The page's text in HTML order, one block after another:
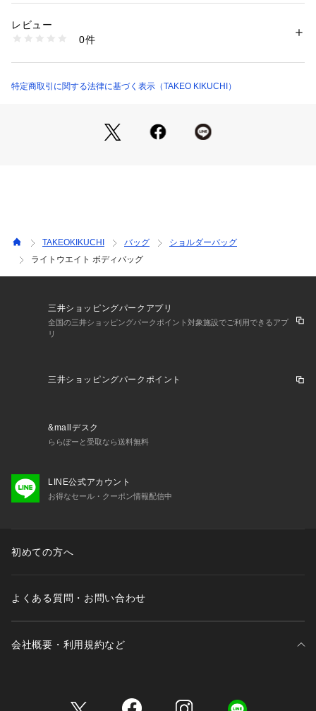
PETボトルからできた繊維ECOPET（R）を基布に使用した、
環境に配慮した人工皮革CORDLEY（R）を前胴に使用してい
でいる機能素材。
・小銭入れやBluetoothイヤホンなどの小さめな必需品をしま
う為のポケットが本体正面と止水ファスナーが1つ。
※ポケット数:外側×2 内側×4
メインを止水ファスナーにすることで、急な雨にも強い設計に
口も大きく開くので、物の出し入れもスムーズです。
人工皮革は本革よりもイージーケアなのも嬉しいポイント。
プレーなどを噴霧し、ご対応下さい。
素材：本体: ポリエステル ポリウレタン その他: ポリエステル
商品番号：
G87-01331 （ショップ）
レビュー
0件
特定商取引に関する法律に基づく表示（TAKEO KIKUCHI）
TAKEOKIKUCHI バッグ
ショルダーバッグ
ライトウエイト ボディバッグ
三井ショッピングパークアプリ
全国の三井ショッピングパークポイント対象施設でご利用できるアプ
リ
三井ショッピングパークポイント
&mallデスク
ららぽーと受取なら送料無料
LINE公式アカウント
お得なセール・クーポン情報配信中
初めての方へ
よくある質問・お問い合わせ
会社概要・利用規約など